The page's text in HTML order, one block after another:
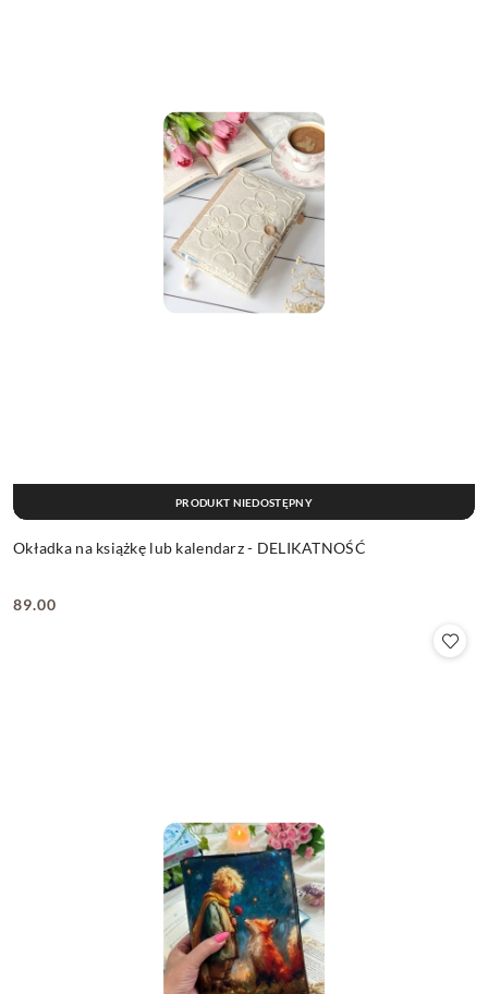
Okładka na książkę lub kalendarz - DELIKATNOŚĆ
Cena:
89.00
PRODUKT NIEDOSTĘPNY